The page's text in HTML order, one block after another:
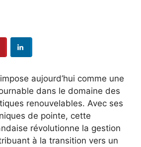
aujourd’hui comme une
dans le domaine des
renouvelables. Avec ses
de pointe, cette
révolutionne la gestion
à la transition vers un